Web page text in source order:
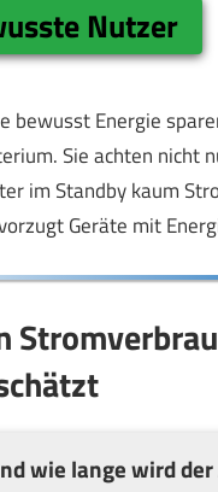
Nutzer
bewusst Energie
Sie achten nicht
im Standby kaum
Geräte mit
wie lange wird